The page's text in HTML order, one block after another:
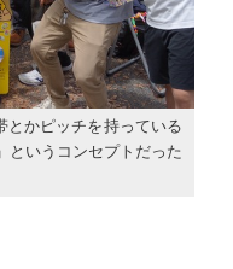
とかピッチを持っている
というコンセプトだった